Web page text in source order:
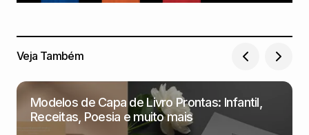
Veja Também
Modelos de Capa de Livro Prontas: Infantil,
Receitas, Poesia e muito mais